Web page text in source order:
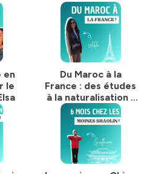
les lundis pour découvrir une
pour ne pas en manquer
que le prochain à partir et
ça sera vous haha
voyage :)
n'oubliez pas de mettre 5
beaucoup à le développer et
de monde pour leur donner
en
le
Du Maroc à la
France : des études
à la naturalisation -
Abla